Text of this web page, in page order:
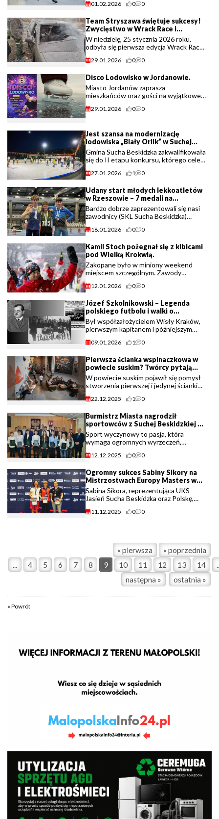
Mistrzostwach Suchej Beskidzkiej w
01.02.2026 0 0
Team Stryszawa świętuje sukcesy!
Zwycięstwo w Wrack Race i
rekordowa zbiórka WOŚP!
W niedzielę, 25 stycznia 2026 roku,
odbyła się pierwsza edycja Wrack Race
wystartował Team Stryszawa, który nie
29.01.2026 0 0
Disco Lodowisko w Jordanowie.
Miasto Jordanów zaprasza
mieszkańców oraz gości na wyjątkowe
które odbędzie się w sobotę, 31
29.01.2026 0 0
Jest szansa na modernizację
lodowiska „Biały Orlik” w Suchej
Beskidzkiej. Wszystko zależy od
głosów internautów.
Gmina Sucha Beskidzka zakwalifikowała
się do II etapu konkursu, którego celem
infrastruktury sportowej. Wniosek
mrożenia lodowiska (...)
27.01.2026 1 0
Udany start młodych lekkoatletów
w Rzeszowie – 7 medali na
Mistrzostwach Województwa U18.
Bardzo dobrze zaprezentowali się nasi
zawodnicy (SKL Sucha Beskidzka)
Województwa Małopolskiego U18,
w Rzeszowie. Młodzi (...)
18.01.2026 0 0
Kamil Stoch pożegnał się z kibicami
pod Wielką Krokwią.
Zakopane było w miniony weekend
miejscem szczególnym. Zawody
na Wielkiej Krokwi przeszły do historii
rywalizację, ale (...)
12.01.2026 0 0
Józef Szkolnikowski – Legenda
polskiego futbolu i walki o
niepodległość.
Był współzałożycielem Wisły Kraków,
pierwszym kapitanem i późniejszym
jako pierwszy selekcjoner reprezentacji
09.01.2026 1 0
Pierwsza ścianka wspinaczkowa w
powiecie suskim? Twórcy pytają
mieszkańców o zdanie.
W powiecie suskim pojawił się pomysł
stworzenia pierwszej i jedynej ścianki
boulder, przestrzeni łączącej sport i
prace, inicjatorzy (...)
22.12.2025 1 0
Burmistrz Miasta nagrodził
sportowców z Suchej Beskidzkiej za
wybitne osiągnięcia.
Sport wyczynowy to pasja, która
wymaga ogromnych wyrzeczeń,
Suchej Beskidzkiej sukcesy zawodników
(...)
12.12.2025 0 0
Ogromny sukces Sabiny Sikory na
Mistrzostwach Europy Masters w
Lublinie.
Sabina Sikora, reprezentująca UKS
Jasień Sucha Beskidzka oraz Polskę,
Mistrzostw Europy Masters w
11.12.2025 0 0
« pierwsza
« poprzednia
...
4 5 6 7 8 9 10 11 12 13 14
następna »
ostatnia »
« Powrót